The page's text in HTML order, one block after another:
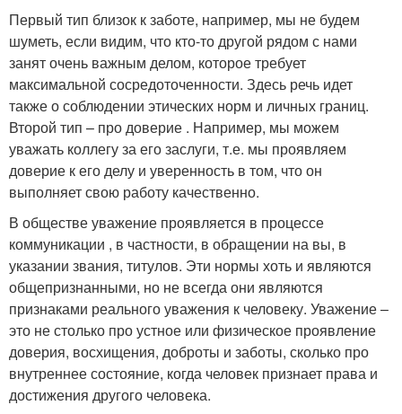
Первый тип близок к заботе, например, мы не будем
шуметь, если видим, что кто-то другой рядом с нами
занят очень важным делом, которое требует
максимальной сосредоточенности. Здесь речь идет
также о соблюдении этических норм и личных границ.
Второй тип – про доверие . Например, мы можем
уважать коллегу за его заслуги, т.е. мы проявляем
доверие к его делу и уверенность в том, что он
выполняет свою работу качественно.
В обществе уважение проявляется в процессе
коммуникации , в частности, в обращении на вы, в
указании звания, титулов. Эти нормы хоть и являются
общепризнанными, но не всегда они являются
признаками реального уважения к человеку. Уважение –
это не столько про устное или физическое проявление
доверия, восхищения, доброты и заботы, сколько про
внутреннее состояние, когда человек признает права и
достижения другого человека.